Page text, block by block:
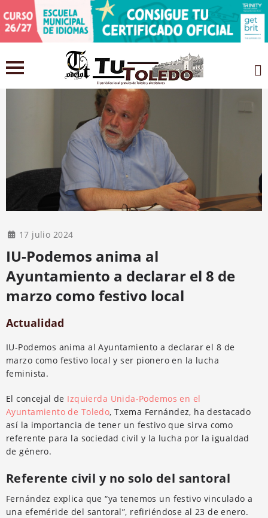
17 julio 2024
IU-Podemos anima al
Ayuntamiento a declarar el 8 de
marzo como festivo local
Actualidad
IU-Podemos anima al Ayuntamiento a declarar el 8 de
marzo como festivo local y ser pionero en la lucha
feminista.
El concejal de Izquierda Unida-Podemos en el
Ayuntamiento de Toledo, Txema Fernández, ha destacado
así la importancia de tener un festivo que sirva como
referente para la sociedad civil y la lucha por la igualdad
de género.
Referente civil y no solo del santoral
Fernández explica que “ya tenemos un festivo vinculado a
una efeméride del santoral”, refiriéndose al 23 de enero.